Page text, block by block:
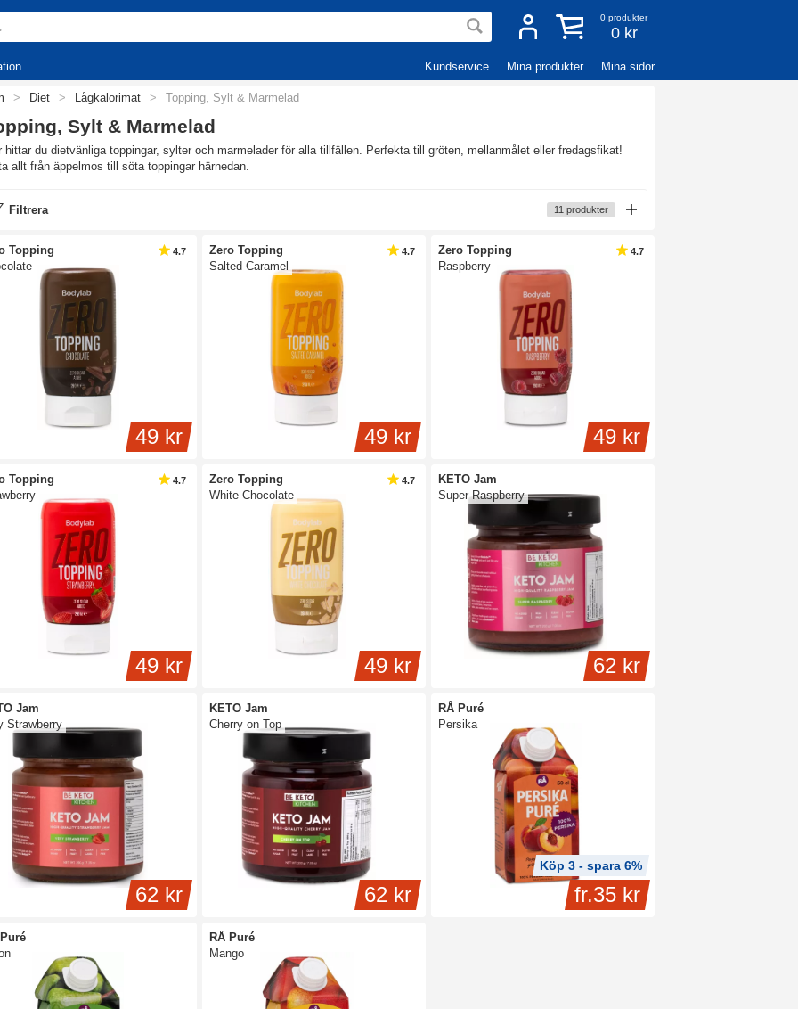
0 produkter
0 kr
Kundservice Mina produkter Mina sidor
> Diet > Lågkalorimat > Topping, Sylt & Marmelad
Sylt & Marmelad
hittar du dietvänliga toppingar, sylter och marmelader för alla tillfällen. Perfekta till gröten, mellanmålet eller fredagsfikat!
allt från äppelmos till söta toppingar härnedan.
Filtrera 11 produkter
Topping
49 kr
4.7
Zero Topping
Salted Caramel
49 kr
4.7
Zero Topping
Raspberry
49 kr
4.7
Topping
49 kr
4.7
Zero Topping
White Chocolate
49 kr
4.7
KETO Jam
Super Raspberry
62 kr
Jam
Strawberry
62 kr
KETO Jam
Cherry on Top
62 kr
RÅ Puré
Persika
Köp 3 - spara 6%
fr.35 kr
RÅ Puré
Mango